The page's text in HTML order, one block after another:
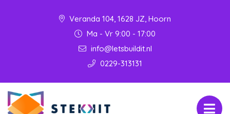
Veranda 104, 1628 JZ, Hoorn
Ma - Vr 9:00 - 17:00
info@letsbuildit.nl
0229-313131